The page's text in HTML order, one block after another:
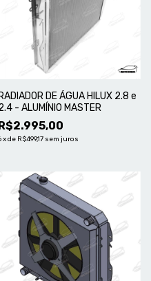
RADIADOR DE ÁGUA HILUX 2.8 e
- ALUMÍNIO MASTER
R$2.995,00
xde R$499,17 sem juros